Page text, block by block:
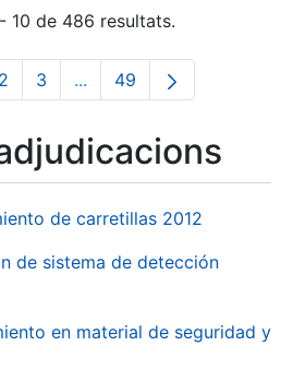
10 de 486 resultats.
Pàgina
2 Pàgina
3 ...Pàgines intermèdies
Pàgina
49
de carretillas 2012
de sistema de detección
en material de seguridad y